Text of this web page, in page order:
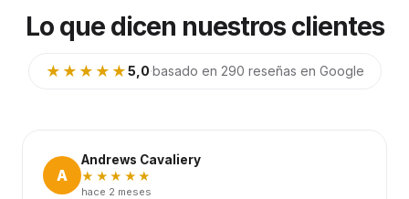
Lo que dicen nuestros clientes
★★★★★5,0·basado en 290 reseñas en Google
A
Andrews Cavaliery
★★★★★
hace 2 meses